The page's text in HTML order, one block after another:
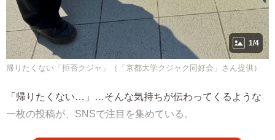
1/4
帰りたくない「拒否クジャ」（「京都大学クジャク同好会」さん提供）
「帰りたくない…」…そんな気持ちが伝わってくるような
一枚の投稿が、SNSで注目を集めている。